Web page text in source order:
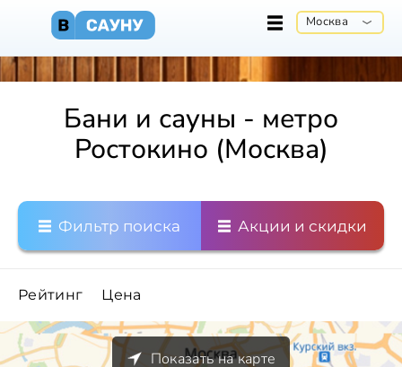
Москва
Бани и сауны - метро
Ростокино (Москва)
Фильтр поиска Акции и скидки
Рейтинг Цена
Показать на карте